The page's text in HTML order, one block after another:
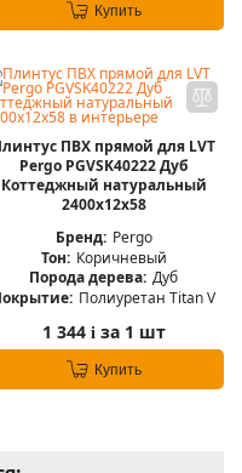
Купить
ПВХ прямой для LVT
Pergo PGVSK40222 Дуб
Коттеджный натуральный
2400х12х58
Бренд: Pergo
Тон: Коричневый
Порода дерева: Дуб
Полиуретан Titan V
1 344 iза 1 шт
Купить